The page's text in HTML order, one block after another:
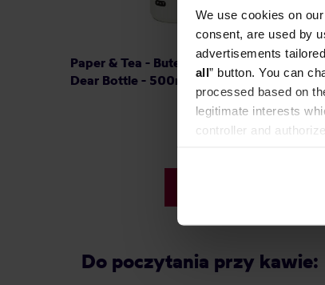
We use cookies on
consent, are used by
advertisements
all” button. You can
processed based on
legitimate interests
controller and
Paper & Tea - Butelka termiczna My
Dear Bottle - 500ml
Do poczytania przy kawie: